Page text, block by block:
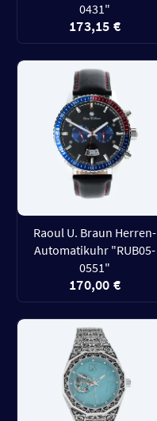
0431"
173,15 €
Raoul U. Braun Herren-
Automatikuhr "RUB05-
0551"
170,00 €